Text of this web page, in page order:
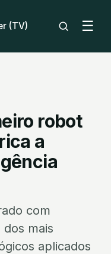
(TV) ☰
robot
a
com
mais
aplicados